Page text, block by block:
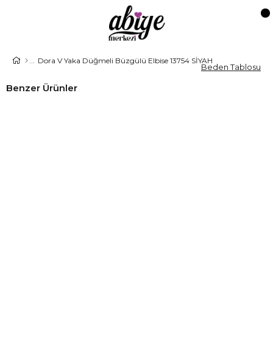
Dora V Yaka Düğmeli Büzgülü Elbise 13754 SİYAH
Benzer Ürünler
Beden Tablosu